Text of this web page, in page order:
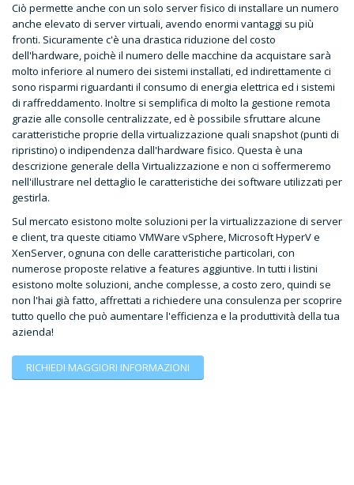
Ciò permette anche con un solo server fisico di installare un numero
anche elevato di server virtuali, avendo enormi vantaggi su più
fronti. Sicuramente c'è una drastica riduzione del costo
dell'hardware, poichè il numero delle macchine da acquistare sarà
molto inferiore al numero dei sistemi installati, ed indirettamente ci
sono risparmi riguardanti il consumo di energia elettrica ed i sistemi
di raffreddamento. Inoltre si semplifica di molto la gestione remota
grazie alle consolle centralizzate, ed è possibile sfruttare alcune
caratteristiche proprie della virtualizzazione quali snapshot (punti di
ripristino) o indipendenza dall'hardware fisico. Questa è una
descrizione generale della Virtualizzazione e non ci soffermeremo
nell'illustrare nel dettaglio le caratteristiche dei software utilizzati per
gestirla.
Sul mercato esistono molte soluzioni per la virtualizzazione di server
e client, tra queste citiamo VMWare vSphere, Microsoft HyperV e
XenServer, ognuna con delle caratteristiche particolari, con
numerose proposte relative a features aggiuntive. In tutti i listini
esistono molte soluzioni, anche complesse, a costo zero, quindi se
non l'hai già fatto, affrettati a richiedere una consulenza per scoprire
tutto quello che può aumentare l'efficienza e la produttività della tua
azienda!
RICHIEDI MAGGIORI INFORMAZIONI